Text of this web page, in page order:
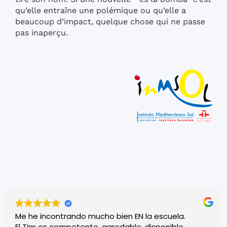
qu’elle entraîne une polémique ou qu’elle a
beaucoup d’impact, quelque chose qui ne passe
pas inaperçu.
Me he incontrando mucho bien EN la escuela.